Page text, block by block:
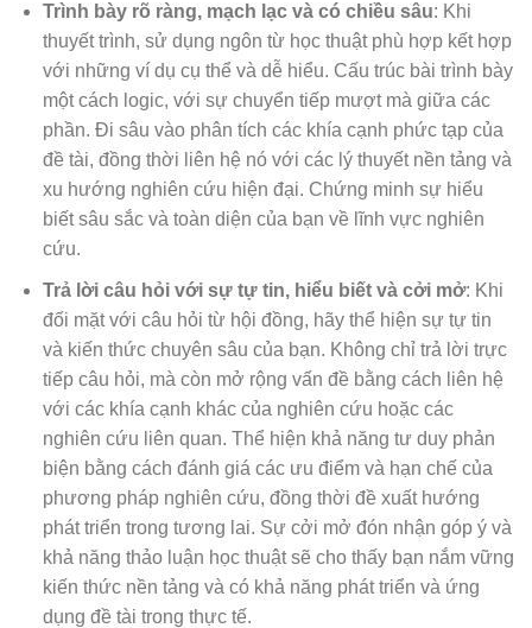
Trình bày rõ ràng, mạch lạc và có chiều sâu: Khi
thuyết trình, sử dụng ngôn từ học thuật phù hợp kết hợp
với những ví dụ cụ thể và dễ hiểu. Cấu trúc bài trình bày
một cách logic, với sự chuyển tiếp mượt mà giữa các
phần. Đi sâu vào phân tích các khía cạnh phức tạp của
đề tài, đồng thời liên hệ nó với các lý thuyết nền tảng và
xu hướng nghiên cứu hiện đại. Chứng minh sự hiểu
biết sâu sắc và toàn diện của bạn về lĩnh vực nghiên
cứu.
Trả lời câu hỏi với sự tự tin, hiểu biết và cởi mở: Khi
đối mặt với câu hỏi từ hội đồng, hãy thể hiện sự tự tin
và kiến thức chuyên sâu của bạn. Không chỉ trả lời trực
tiếp câu hỏi, mà còn mở rộng vấn đề bằng cách liên hệ
với các khía cạnh khác của nghiên cứu hoặc các
nghiên cứu liên quan. Thể hiện khả năng tư duy phản
biện bằng cách đánh giá các ưu điểm và hạn chế của
phương pháp nghiên cứu, đồng thời đề xuất hướng
phát triển trong tương lai. Sự cởi mở đón nhận góp ý và
khả năng thảo luận học thuật sẽ cho thấy bạn nắm vững
kiến thức nền tảng và có khả năng phát triển và ứng
dụng đề tài trong thực tế.